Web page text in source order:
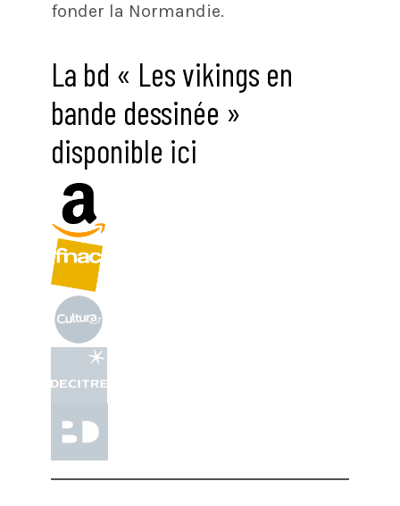
fonder la Normandie.
La bd « Les vikings en
bande dessinée »
disponible ici